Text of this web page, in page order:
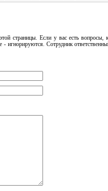
страницы. Если у вас есть вопросы,
игнорируются. Сотрудник